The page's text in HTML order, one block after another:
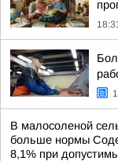
В малосоленой
больше нормы
8,1% при